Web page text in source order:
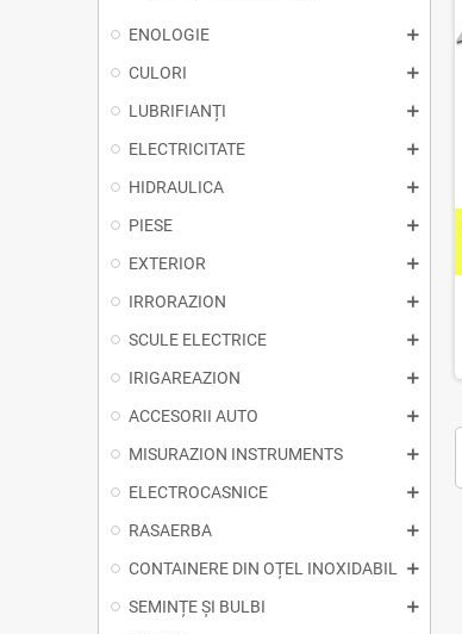
ENOLOGIE
CULORI
LUBRIFIANȚI
ELECTRICITATE
HIDRAULICA
PIESE
EXTERIOR
IRRORAZION
SCULE ELECTRICE
IRIGAREAZION
ACCESORII AUTO
MISURAZION INSTRUMENTS
ELECTROCASNICE
RASAERBA
CONTAINERE DIN OȚEL INOXIDABIL
SEMINȚE ȘI BULBI